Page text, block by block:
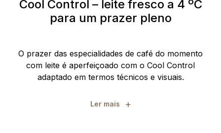
Cool Control – leite fresco a 4 ºC
para um prazer pleno
O prazer das especialidades de café do momento
com leite é aperfeiçoado com o Cool Control
adaptado em termos técnicos e visuais.
Ler mais +